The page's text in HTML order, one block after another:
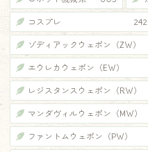
コスプレ 242
ゾディアックウェポン（ZW）
エウレカウェポン（EW）
レジスタンスウェポン（RW）
マンダヴィルウェポン（MW）
ファントムウェポン（PW）